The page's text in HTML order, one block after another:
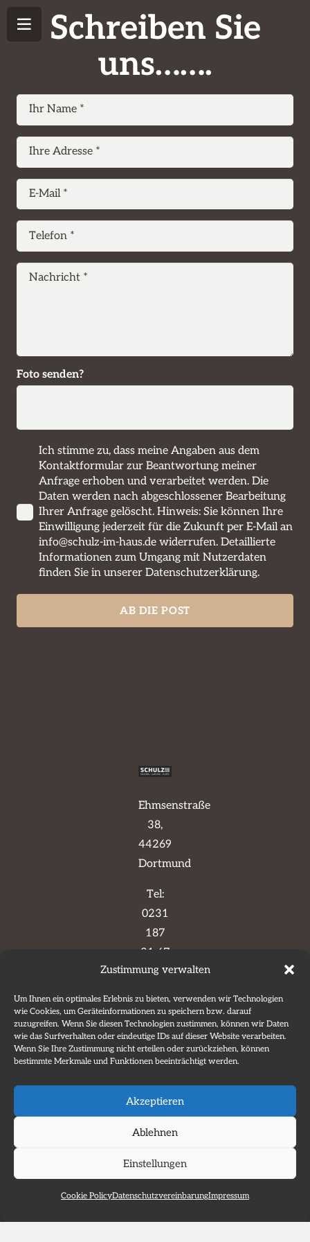
Zustimmung verwalten
Um Ihnen ein optimales Erlebnis zu bieten, verwenden wir Technologien
wie Cookies, um Geräteinformationen zu speichern bzw. darauf
zuzugreifen. Wenn Sie diesen Technologien zustimmen, können wir Daten
wie das Surfverhalten oder eindeutige IDs auf dieser Website verarbeiten.
Wenn Sie Ihre Zustimmung nicht erteilen oder zurückziehen, können
bestimmte Merkmale und Funktionen beeinträchtigt werden.
Akzeptieren
Ablehnen
Einstellungen
Cookie PolicyDatenschutzvereinbarungImpressum
Schreiben Sie
uns…….
Ihr Name *
Ihre Adresse *
E-Mail *
Telefon *
Nachricht *
Foto senden?
Ich stimme zu, dass meine Angaben aus dem
Kontaktformular zur Beantwortung meiner
Anfrage erhoben und verarbeitet werden. Die
Daten werden nach abgeschlossener Bearbeitung
Ihrer Anfrage gelöscht. Hinweis: Sie können Ihre
Einwilligung jederzeit für die Zukunft per E-Mail an
info@schulz-im-haus.de widerrufen. Detaillierte
Informationen zum Umgang mit Nutzerdaten
finden Sie in unserer Datenschutzerklärung.
AB DIE POST
Ehmsenstraße
38,
44269
Dortmund
Tel:
0231
187
21 67
im-
haus.de
Kontakt